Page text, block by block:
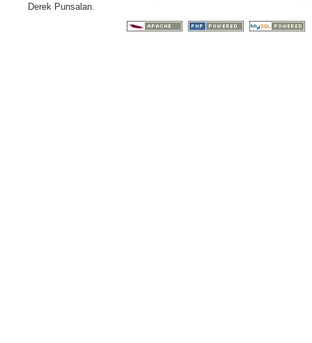
Derek Punsalan.